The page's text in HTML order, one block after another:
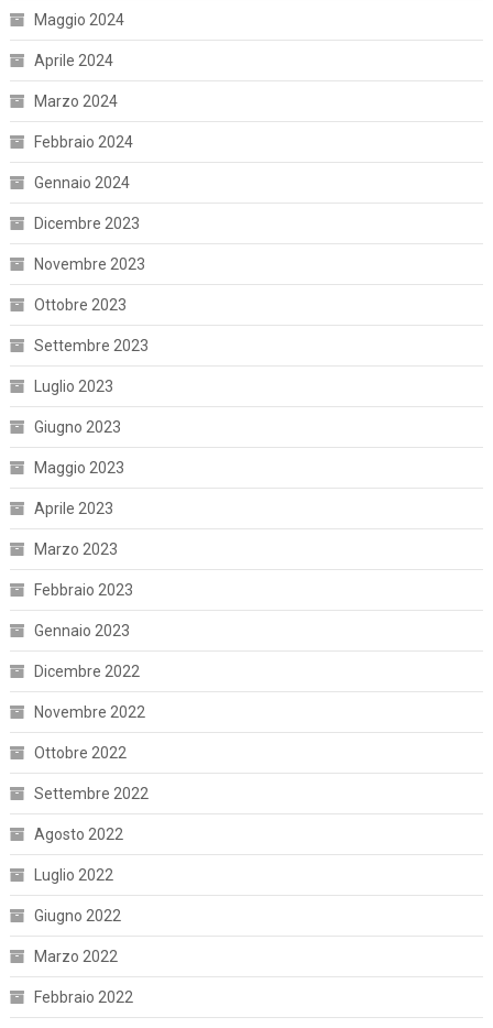
Maggio 2024
Aprile 2024
Marzo 2024
Febbraio 2024
Gennaio 2024
Dicembre 2023
Novembre 2023
Ottobre 2023
Settembre 2023
Luglio 2023
Giugno 2023
Maggio 2023
Aprile 2023
Marzo 2023
Febbraio 2023
Gennaio 2023
Dicembre 2022
Novembre 2022
Ottobre 2022
Settembre 2022
Agosto 2022
Luglio 2022
Giugno 2022
Marzo 2022
Febbraio 2022